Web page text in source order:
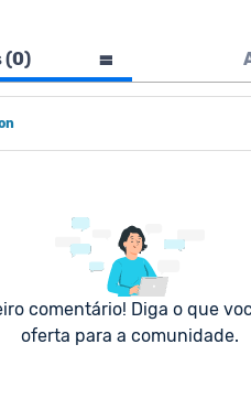
(0)
comentário! Diga o que
oferta para a comunidade.